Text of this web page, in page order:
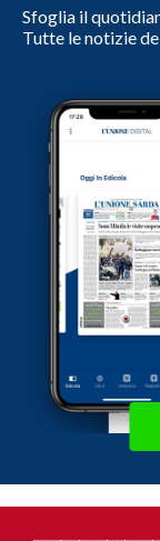
Sfoglia il
Tutte le notizie